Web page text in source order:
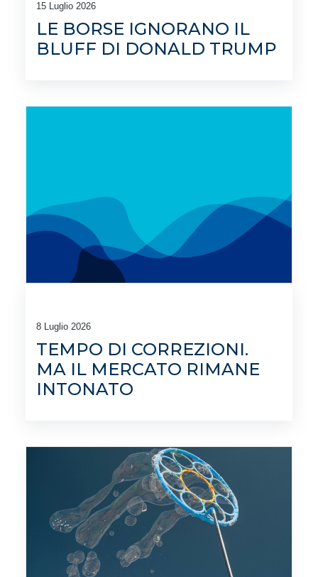
15 Luglio 2026
LE BORSE IGNORANO IL
BLUFF DI DONALD TRUMP
8 Luglio 2026
TEMPO DI CORREZIONI.
MA IL MERCATO RIMANE
INTONATO